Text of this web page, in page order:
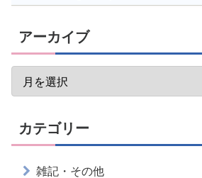
アーカイブ
カテゴリー
雑記・その他